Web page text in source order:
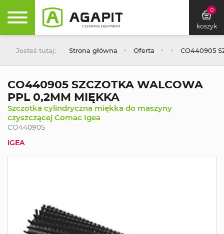
0
koszyk
Jesteś tutaj: Strona główna Oferta CO440905
CO440905 SZCZOTKA WALCOWA
PPL 0,2MM MIĘKKA
Szczotka cylindryczna miękka do maszyny
czyszczącej Comac Igea
CO440905
IGEA